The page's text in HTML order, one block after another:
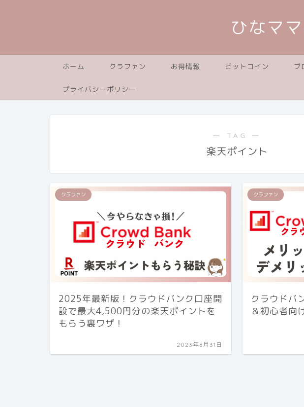
ひなマ
ホーム クラファン お得情報 ビットコイン ブ
プライバシーポリシー
― TAG ―
楽天ポイント
クラファン
2025年最新版！クラウドバンク口座開
設で最大4,500円分の楽天ポイントを
もらう裏ワザ！
2023年8月31日
クラファン
クラウドバ
＆初心者向